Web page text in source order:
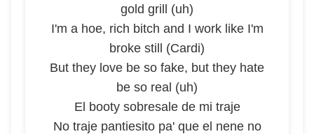
gold grill (uh)
I'm a hoe, rich bitch and I work like I'm
broke still (Cardi)
But they love be so fake, but they hate
be so real (uh)
El booty sobresale de mi traje
No traje pantiesito pa' que el nene no